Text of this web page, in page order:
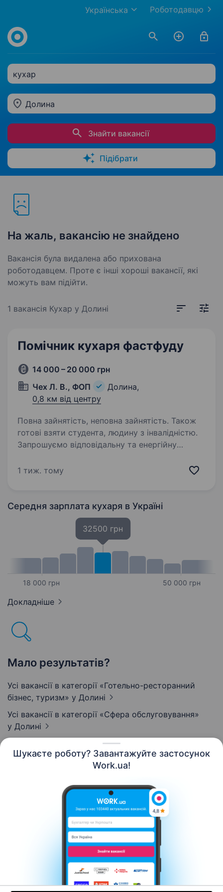
Шукаєте роботу? Завантажуйте застосунок
Work.ua!
Роботодавцю
Українська
кухар
Долина
Знайти вакансії
Підібрати
На жаль, вакансію не знайдено
Вакансія була видалена або прихована
роботодавцем. Проте є інші хороші вакансії, які
можуть вам підійти.
1 вакансія Кухар у Долині
Помічник кухаря фастфуду
14 000 – 20 000 грн
Чех Л. В., ФОП
Долина,
0,8 км від центру
Повна зайнятість, неповна зайнятість. Також
готові взяти студента, людину з інвалідністю.
Запрошуємо відповідальну та енергійну
готувати? Тоді Вам до нас: Опис обов’язків:
з рецептурою…
1 тиж. тому
Середня зарплата кухаря в Україні
18 000 грн
32500 грн
50 000 грн
Докладніше
Мало результатів?
Усі вакансії в категорії «Готельно-ресторанний
бізнес, туризм» у Долині
Усі вакансії в категорії «Сфера обслуговування»
у Долині
Контакти Про нас
Кар’єра
Допомога Умови використання